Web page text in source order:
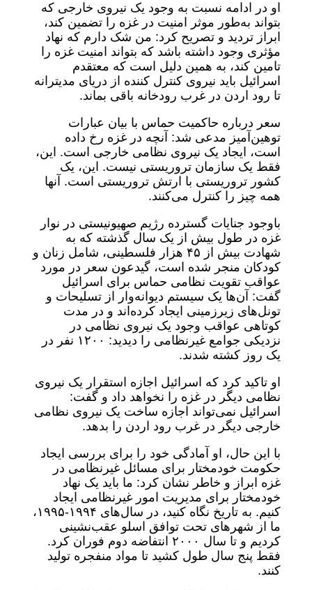
او در ادامه نسبت به وجود یک نیروی خارجی که
بتواند به‌طور موثر امنیت در غزه را تضمین کند،
ابراز تردید و تصریح کرد: من شک دارم که نهاد
مؤثری وجود داشته باشد که بتواند امنیت غزه را
تامین کند، به همین دلیل است که معتقدم
اسرائیل باید نیروی کنترل کننده از دریای مدیترانه
تا رود اردن در غرب رودخانه باقی بماند.
سعر درباره حاکمیت حماس با بیان عبارات
توهین‌آمیز مدعی شد: آنچه در غزه رخ داده
است، ایجاد یک نیروی نظامی خارجی است. این،
فقط یک سازمان تروریستی نیست. این، یک
کشور تروریستی با ارتش تروریستی است. آنها
همه چیز را کنترل می‌کنند.
باوجود جنایات گسترده رژیم صهیونیستی در نوار
غزه در طول بیش از یک سال گذشته که به
شهادت بیش از ۴۵ هزار فلسطینی، شامل زنان و
کودکان منجر شده است، گیدعون سعر در مورد
عواقب تقویت نظامی حماس برای اسرائیل
گفت: آن‌ها یک سیستم دیوانه‌وار از تسلیحات و
تونل‌های زیرزمینی ایجاد کرده‌اند و در مدت
کوتاهی عواقب وجود یک نیروی نظامی در
نزدیکی جوامع غیرنظامی را دیدید: ۱۲۰۰ نفر در
یک روز کشته شدند.
او تاکید کرد که اسرائیل اجازه استقرار یک نیروی
نظامی دیگر در غزه را نخواهد داد و گفت:
اسرائیل نمی‌تواند اجازه ساخت یک نیروی نظامی
خارجی دیگر در غرب رود اردن را بدهد.
با این حال، او آمادگی خود را برای بررسی ایجاد
حکومت خودمختار برای مسائل غیرنظامی در
غزه ابراز و خاطر نشان کرد: ما باید یک نهاد
خودمختار برای مدیریت امور غیرنظامی ایجاد
کنیم. به تاریخ نگاه کنید، در سال‌های ۱۹۹۴-۱۹۹۵،
ما از شهرهای تحت توافق اسلو عقب‌نشینی
کردیم و تا سال ۲۰۰۰ انتفاضه دوم فوران کرد.
فقط پنج سال طول کشید تا مواد منفجره تولید
کنند.